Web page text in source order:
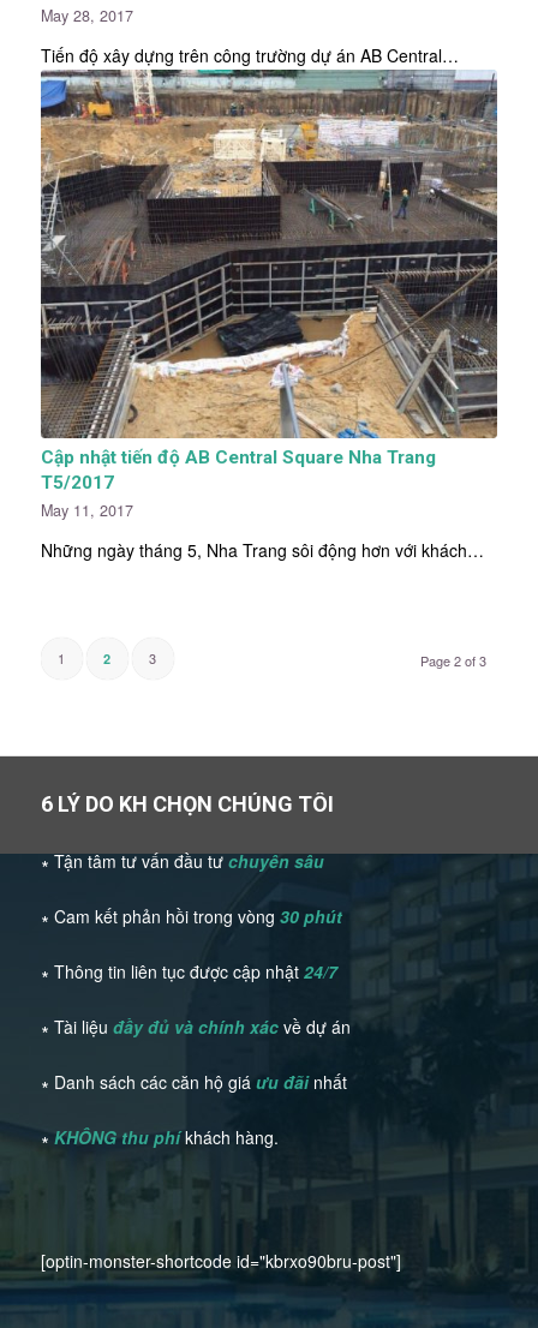
May 28, 2017
Tiến độ xây dựng trên công trường dự án AB Central…
Cập nhật tiến độ AB Central Square Nha Trang
T5/2017
May 11, 2017
Những ngày tháng 5, Nha Trang sôi động hơn với khách…
Page 2 of 3
1 2 3
6 LÝ DO KH CHỌN CHÚNG TÔI
∗ Tận tâm tư vấn đầu tưchuyên sâu
∗ Cam kết phản hồi trong vòng 30 phút
∗ Thông tin liên tục được cập nhật 24/7
∗ Tài liệu đầy đủ và chính xácvề dự án
∗ Danh sách các căn hộ giá ưu đãinhất
∗ KHÔNG thu phíkhách hàng.
[optin-monster-shortcode id="kbrxo90bru-post"]